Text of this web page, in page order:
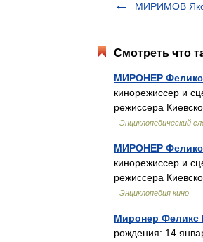
МИРИMOB
Смотреть что
МИРОНЕР
кинорежиссер и
режиссера
Энциклопедический
МИРОНЕР
кинорежиссер и
режиссера
Энциклопедия кино
Миронер
рождения: 14